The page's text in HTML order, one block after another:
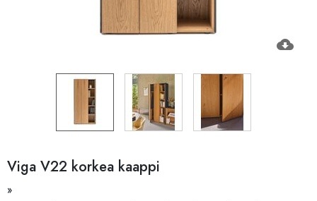
cloud_download
Viga V22 korkea kaappi
»